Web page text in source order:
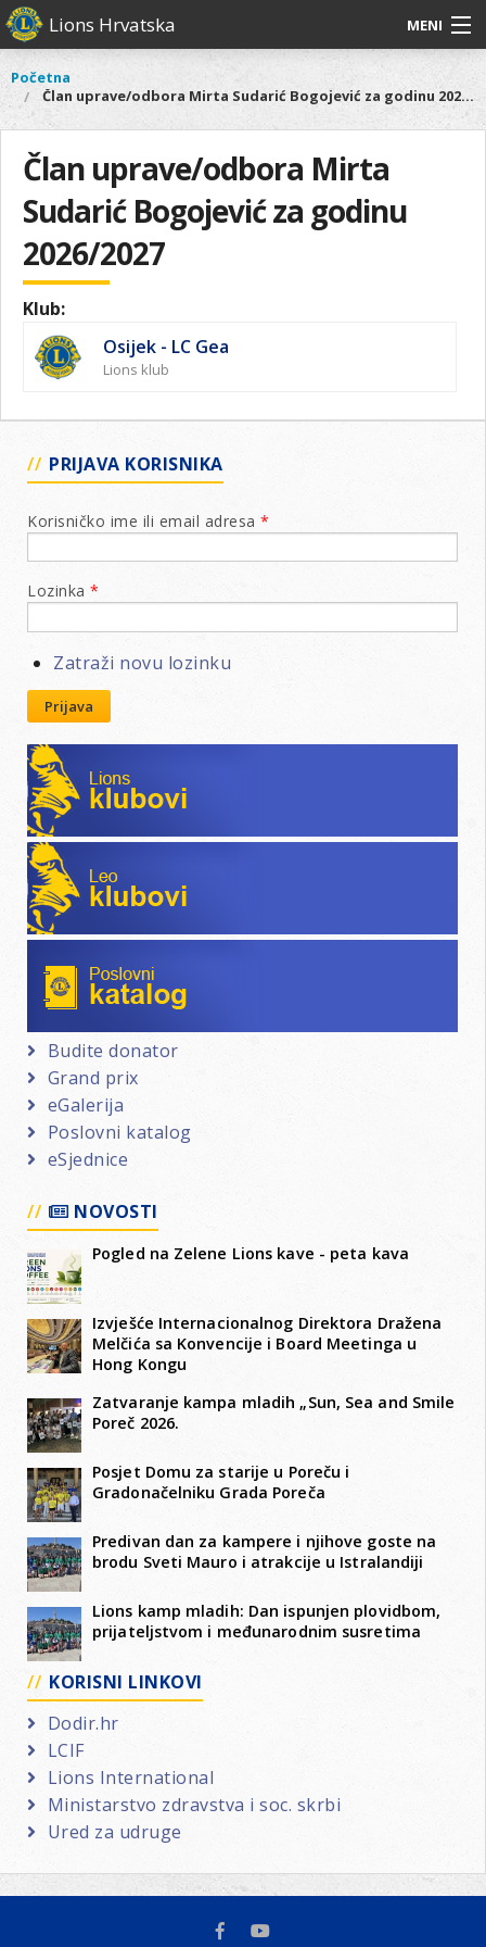
Skoči
na
sadržaj
Lions Hrvatska MENI
O nama
Lions Distrikt 126
Naši projekti
Aktivnosti
Glavni
izbornik
O
nama
Lions
Distrikt
126
Naši
Aktivnosti
Vi
ste
ovdje
Početna
Član uprave/odbora Mirta Sudarić Bogojević za godinu 2026/2027
Član uprave/odbora Mirta
Sudarić Bogojević za godinu
2026/2027
Klub:
Osijek - LC Gea
Lions klub
PRIJAVA KORISNIKA
Korisničko ime ili email adresa *
Lozinka *
Zatraži novu lozinku
Prijava
Lions klubovi
Leo klubovi
Budite donator
Grand prix
eGalerija
Poslovni katalog
eSjednice
NOVOSTI
Pogled na Zelene Lions kave - peta kava
Izvješće Internacionalnog Direktora Dražena
Melčića sa Konvencije i Board Meetinga u
Hong Kongu
Zatvaranje kampa mladih „Sun, Sea and Smile
Poreč 2026.
Posjet Domu za starije u Poreču i
Gradonačelniku Grada Poreča
Predivan dan za kampere i njihove goste na
brodu Sveti Mauro i atrakcije u Istralandiji
Lions kamp mladih: Dan ispunjen plovidbom,
prijateljstvom i međunarodnim susretima
KORISNI LINKOVI
Dodir.hr
LCIF
Lions International
Ministarstvo zdravstva i soc. skrbi
Ured za udruge